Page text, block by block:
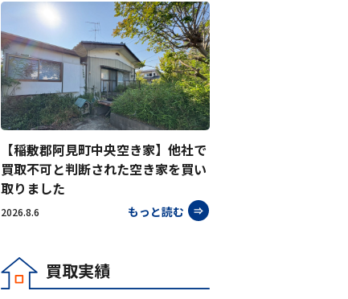
【稲敷郡阿見町中央空き家】他社で
買取不可と判断された空き家を買い
取りました
2026.8.6 もっと読む
買取実績